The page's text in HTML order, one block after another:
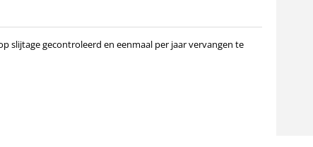
slijtage gecontroleerd en eenmaal per jaar vervangen te